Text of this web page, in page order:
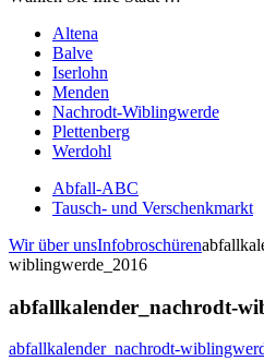
Altena
Balve
Iserlohn
Menden
Nachrodt-Wiblingwerde
Plettenberg
Werdohl
Abfall-ABC
Tausch- und Verschenkmarkt
Wir über unsInfobroschüren
wiblingwerde_2016
abfallkalender_nachrodt-
abfallkalender_nachrodt-